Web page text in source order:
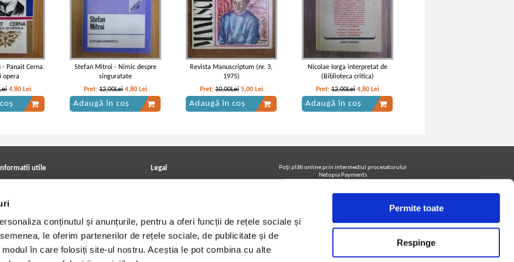
conținutul și anunțurile, pentru a oferi funcții de rețele sociale și
le oferim partenerilor de rețele sociale, de publicitate și de
în care folosiți site-ul nostru. Aceștia le pot combina cu alte
Permite toate
Respinge
- Critice
Titu Maiorescu - Critice 1866-1907
Titu Maiorescu - Din Critice Titu Maiorescu - Critice
Panait Cerna.
opera
4,80 Lei
Stefan Mitroi - Nimic despre
singuratate
Pret:12,00Lei 4,80 Lei
Adaugă în coș
Revista Manuscriptum (nr. 3,
1975)
Pret:10,00Lei 5,00 Lei
Adaugă în coș
Nicolae Iorga interpretat de
(Biblioteca critica)
Pret:12,00Lei 4,80 Lei
Adaugă în coș
Informatii utile
de livrare
Angajari - Cariere
Legal
Utilizare cookie-uri
Poţi plăti online prin intermediul procesatorului
Netopia Payments
Urmăreşte-ne pe facebook pentru a fi la curent cu
promoţiile PrintreCarti.ro